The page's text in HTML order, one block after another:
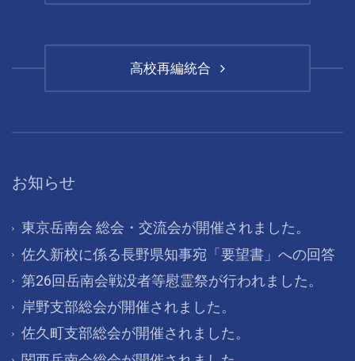
高校再編統合
お知らせ
東京岳南会 総会・交流会が開催されました。
佐久新校に係る長野県知事宛「要望書」への回答
第26回岳南会戦没者等慰霊祭が行われました。
岸野支部総会が開催されました。
佐久町支部総会が開催されました。